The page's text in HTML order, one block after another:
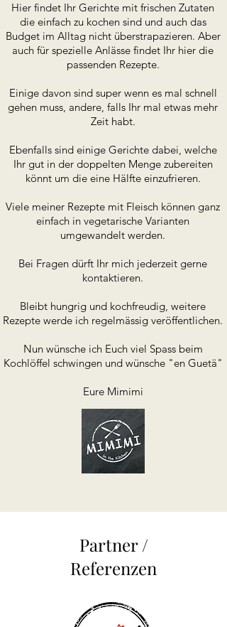
Hier findet Ihr Gerichte mit frischen Zutaten
die einfach zu kochen sind und auch das
Budget im Alltag nicht überstrapazieren. Aber
auch für spezielle Anlässe findet Ihr hier die
passenden Rezepte.
Einige davon sind super wenn es mal schnell
gehen muss, andere, falls Ihr mal etwas mehr
Zeit habt.
Ebenfalls sind einige Gerichte dabei, welche
Ihr gut in der doppelten Menge zubereiten
könnt um die eine Hälfte einzufrieren.
Viele meiner Rezepte mit Fleisch können ganz
einfach in vegetarische Varianten
umgewandelt werden.
Bei Fragen dürft Ihr mich jederzeit gerne
kontaktieren.
Bleibt hungrig und kochfreudig, weitere
Rezepte werde ich regelmässig veröffentlichen.
Nun wünsche ich Euch viel Spass beim
Kochlöffel schwingen und wünsche "en Guetä"
Eure Mimimi
Partner /
Referenzen